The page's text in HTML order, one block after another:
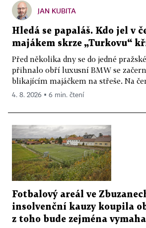
JAN KUBITA
Hledá se papaláš. Kdo jel v
majákem skrze „Turkovu“
Před několika dny se do jedné
přihnalo obří luxusní BMW se
blikajícím majáčkem na střeše. Na
4. 8. 2026 ▪ 6 min. čtení
Fotbalový areál ve
insolvenční kauzy koupila
z toho bude zejména